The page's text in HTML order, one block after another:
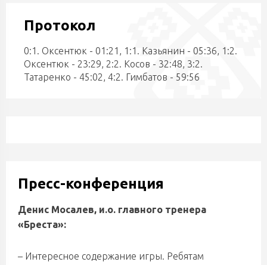
Протокол
0:1. Оксентюк - 01:21, 1:1. Казьянин - 05:36, 1:2.
Оксентюк - 23:29, 2:2. Косов - 32:48, 3:2.
Татаренко - 45:02, 4:2. Гимбатов - 59:56
Пресс-конференция
Денис Мосалев, и.о. главного тренера
«Бреста»:
– Интересное содержание игры. Ребятам